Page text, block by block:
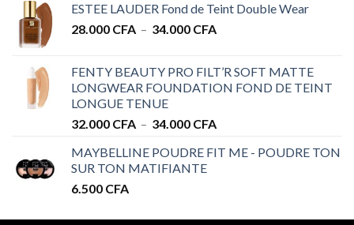
prix :
28.000 CFA
ESTEE LAUDER Fond de Teint Double Wear
28.000 CFA – 34.000 CFAPlage
28.000 CFA
à
FENTY BEAUTY PRO FILT’R SOFT MATTE
LONGWEAR FOUNDATION FOND DE TEINT
LONGUE TENUE
32.000 CFA – 34.000 CFAPlage
prix :
MAYBELLINE POUDRE FIT ME - POUDRE TON
SUR TON MATIFIANTE
6.500 CFA